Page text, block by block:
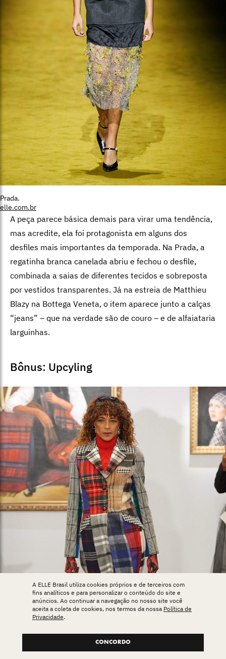
Prada.
elle.com.br
A peça parece básica demais para virar uma tendência,
mas acredite, ela foi protagonista em alguns dos
desfiles mais importantes da temporada. Na Prada, a
regatinha branca canelada abriu e fechou o desfile,
combinada a saias de diferentes tecidos e sobreposta
por vestidos transparentes. Já na estreia de Matthieu
Blazy na Bottega Veneta, o item aparece junto a calças
“jeans” – que na verdade são de couro – e de alfaiataria
larguinhas.
Bônus: Upcyling
A ELLE Brasil utiliza cookies próprios e de terceiros com
fins analíticos e para personalizar o conteúdo do site e
anúncios. Ao continuar a navegação no nosso site você
aceita a coleta de cookies, nos termos da nossa Política de
Privacidade.
CONCORDO